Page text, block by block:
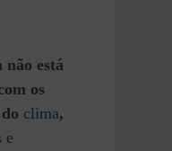
está
os
clima,
e